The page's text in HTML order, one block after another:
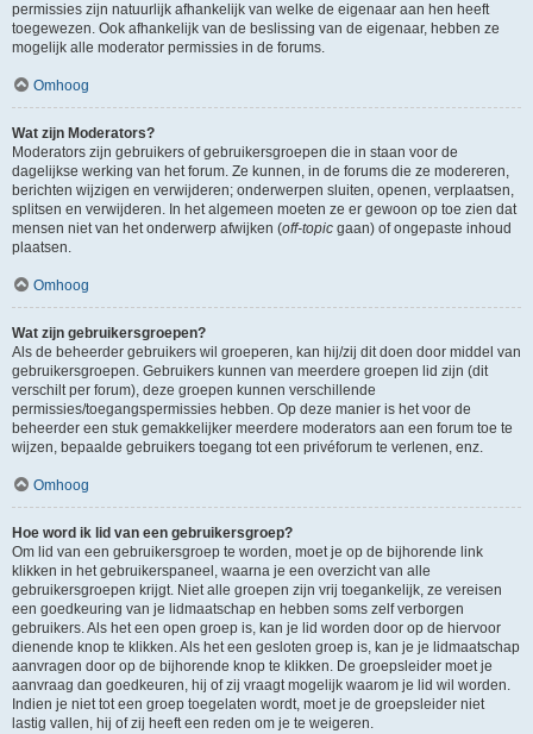
permissies zijn natuurlijk afhankelijk van welke de eigenaar aan hen heeft
toegewezen. Ook afhankelijk van de beslissing van de eigenaar, hebben ze
mogelijk alle moderator permissies in de forums.
Omhoog
Wat zijn Moderators?
Moderators zijn gebruikers of gebruikersgroepen die in staan voor de
dagelijkse werking van het forum. Ze kunnen, in de forums die ze modereren,
berichten wijzigen en verwijderen; onderwerpen sluiten, openen, verplaatsen,
splitsen en verwijderen. In het algemeen moeten ze er gewoon op toe zien dat
mensen niet van het onderwerp afwijken (off-topic gaan) of ongepaste inhoud
plaatsen.
Omhoog
Wat zijn gebruikersgroepen?
Als de beheerder gebruikers wil groeperen, kan hij/zij dit doen door middel van
gebruikersgroepen. Gebruikers kunnen van meerdere groepen lid zijn (dit
verschilt per forum), deze groepen kunnen verschillende
permissies/toegangspermissies hebben. Op deze manier is het voor de
beheerder een stuk gemakkelijker meerdere moderators aan een forum toe te
wijzen, bepaalde gebruikers toegang tot een privéforum te verlenen, enz.
Omhoog
Hoe word ik lid van een gebruikersgroep?
Om lid van een gebruikersgroep te worden, moet je op de bijhorende link
klikken in het gebruikerspaneel, waarna je een overzicht van alle
gebruikersgroepen krijgt. Niet alle groepen zijn vrij toegankelijk, ze vereisen
een goedkeuring van je lidmaatschap en hebben soms zelf verborgen
gebruikers. Als het een open groep is, kan je lid worden door op de hiervoor
dienende knop te klikken. Als het een gesloten groep is, kan je je lidmaatschap
aanvragen door op de bijhorende knop te klikken. De groepsleider moet je
aanvraag dan goedkeuren, hij of zij vraagt mogelijk waarom je lid wil worden.
Indien je niet tot een groep toegelaten wordt, moet je de groepsleider niet
lastig vallen, hij of zij heeft een reden om je te weigeren.